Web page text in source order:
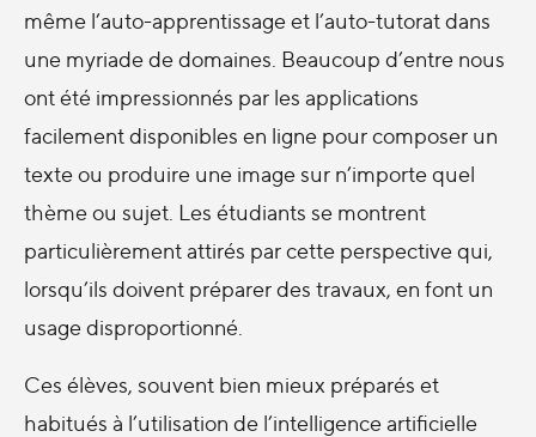
même l’auto-apprentissage et l’auto-tutorat dans
une myriade de domaines. Beaucoup d’entre nous
ont été impressionnés par les applications
facilement disponibles en ligne pour composer un
texte ou produire une image sur n’importe quel
thème ou sujet. Les étudiants se montrent
particulièrement attirés par cette perspective qui,
lorsqu’ils doivent préparer des travaux, en font un
usage disproportionné.
Ces élèves, souvent bien mieux préparés et
habitués à l’utilisation de l’intelligence artificielle